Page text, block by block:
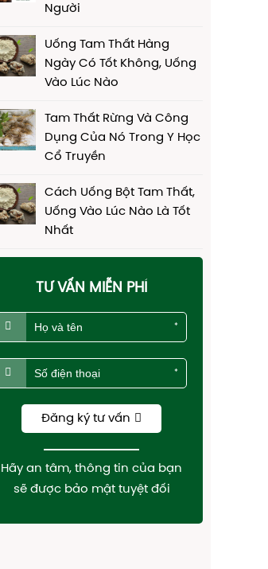
Người
Uống Tam Thất Hàng
Ngày Có Tốt Không, Uống
Vào Lúc Nào
Tam Thất Rừng Và Công
Dụng Của Nó Trong Y Học
Cổ Truyền
Cách Uống Bột Tam Thất,
Uống Vào Lúc Nào Là Tốt
Nhất
TƯ VẤN MIỄN PHÍ
*
*
Đăng ký tư vấn
Hãy an tâm, thông tin của bạn
sẽ được bảo mật tuyệt đối